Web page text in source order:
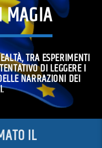
MAGIA
TRA ESPERIMENTI
DI LEGGERE I
NARRAZIONI DEI
IL